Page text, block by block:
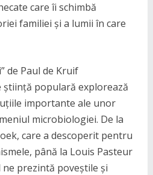
care îi schimbă
familiei și a lumii în care
de Paul de Kruif
știință populară explorează
importante ale unor
microbiologiei. De la
care a descoperit pentru
până la Louis Pasteur
prezintă poveștile și